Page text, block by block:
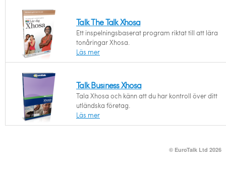
Talk The Talk Xhosa
Ett inspelningsbaserat program riktat till att lära
tonåringar Xhosa.
Läs mer
Talk Business Xhosa
Tala Xhosa och känn att du har kontroll över ditt
utländska företag.
Läs mer
© EuroTalk Ltd 2026